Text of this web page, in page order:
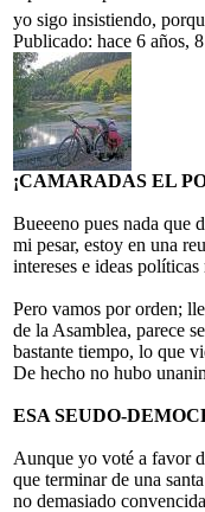
yo sigo insistiendo,
Publicado: hace 6 años,
¡CAMARADAS EL
Bueeeno pues nada que
mi pesar, estoy en una
intereses e ideas
Pero vamos por orden;
de la Asamblea, parece
bastante tiempo, lo que
De hecho no hubo
ESA SEUDO-
Aunque yo voté a favor
que terminar de una
no demasiado